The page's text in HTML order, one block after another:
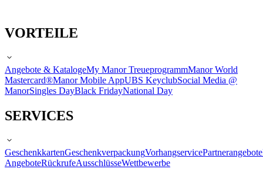
VORTEILE
Angebote & KatalogeMy Manor TreueprogrammManor World
Mastercard®Manor Mobile AppUBS KeyclubSocial Media @
ManorSingles DayBlack FridayNational Day
SERVICES
GeschenkkartenGeschenkverpackungVorhangservicePartnerangebote
AngeboteRückrufeAusschlüsseWettbewerbe